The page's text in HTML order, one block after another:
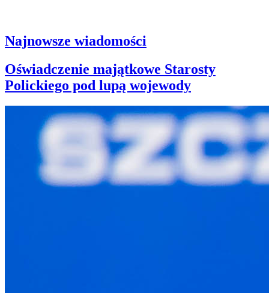
Najnowsze wiadomości
Oświadczenie majątkowe Starosty
Polickiego pod lupą wojewody